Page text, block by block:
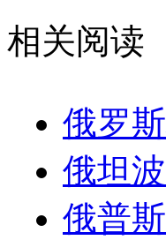
相关阅读
俄罗
俄坦
俄普